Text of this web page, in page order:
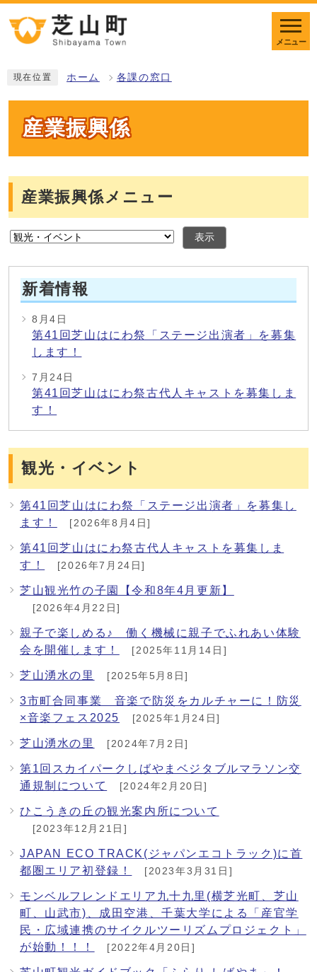
メニュー
現在位置 ホーム 各課の窓口
産業振興係
産業振興係メニュー
表示
新着情報
8月4日
第41回芝山はにわ祭「ステージ出演者」を募集
します！
7月24日
第41回芝山はにわ祭古代人キャストを募集しま
す！
観光・イベント
第41回芝山はにわ祭「ステージ出演者」を募集し
ます！
[2026年8月4日]
第41回芝山はにわ祭古代人キャストを募集しま
す！
[2026年7月24日]
芝山観光竹の子園【令和8年4月更新】
[2026年4月22日]
親子で楽しめる♪ 働く機械に親子でふれあい体験
会を開催します！
[2025年11月14日]
芝山湧水の里 [2025年5月8日]
3市町合同事業 音楽で防災をカルチャーに！防災
×音楽フェス2025
[2025年1月24日]
芝山湧水の里 [2024年7月2日]
第1回スカイパークしばやまベジタブルマラソン交
通規制について
[2024年2月20日]
ひこうきの丘の観光案内所について
[2023年12月21日]
JAPAN ECO TRACK(ジャパンエコトラック)に首
都圏エリア初登録！
[2023年3月31日]
モンベルフレンドエリア九十九里(横芝光町、芝山
町、山武市)、成田空港、千葉大学による「産官学
民・広域連携のサイクルツーリズムプロジェクト」
が始動！！！
[2022年4月20日]